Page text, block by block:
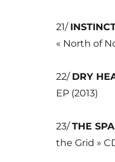
21/
« North of
22/ DRY
EP (2013)
23/THE
the Grid »